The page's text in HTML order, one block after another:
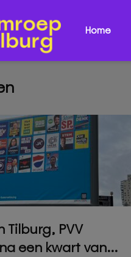
Home
Tilburg, PVV
een kwart van...